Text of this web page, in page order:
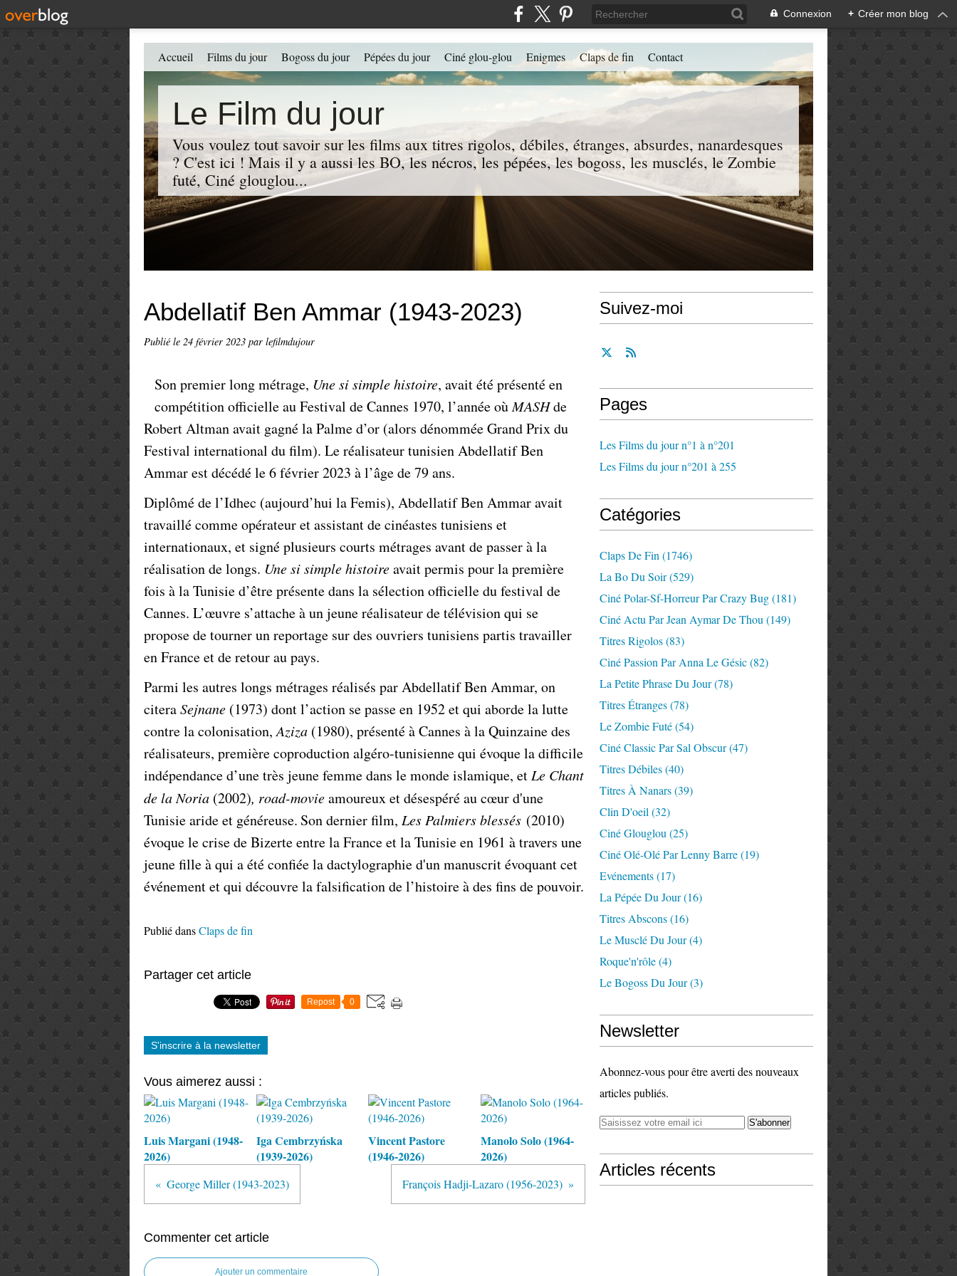
Connexion + Créer mon blog
Le Film du jour
Vous voulez tout savoir sur les films aux titres rigolos, débiles, étranges, absurdes, nanardesques
? C'est ici ! Mais il y a aussi les BO, les nécros, les pépées, les bogoss, les musclés, le Zombie
futé, Ciné glouglou...
Accueil Films du jour Bogoss du jour Pépées du jour Ciné glou-glou Enigmes Claps de fin Contact
Abdellatif Ben Ammar (1943-2023)
Publié le 24 février 2023 par lefilmdujour
Son premier long métrage, Une si simple histoire, avait été présenté en
compétition officielle au Festival de Cannes 1970, l’année oùMASHde
Robert Altman avait gagné la Palme d’or (alors dénommée Grand Prix du
Festival international du film). Le réalisateur tunisien Abdellatif Ben
Ammar est décédé le 6 février 2023 à l’âge de 79 ans.
Diplômé de l’Idhec (aujourd’hui la Femis), Abdellatif Ben Ammar avait
travaillé comme opérateur et assistant de cinéastes tunisiens et
internationaux, et signé plusieurs courts métrages avant de passer à la
réalisation de longs. Une si simple histoireavait permis pour la première
fois à la Tunisie d’être présente dans la sélection officielle du festival de
Cannes. L’œuvre s’attache à un jeune réalisateur de télévision qui se
propose de tourner un reportage sur des ouvriers tunisiens partis travailler
en France et de retour au pays.
Parmi les autres longs métrages réalisés par Abdellatif Ben Ammar, on
citeraSejnane (1973) dont l’action se passe en 1952 et qui aborde la lutte
contre la colonisation,Aziza (1980), présenté à Cannes à la Quinzaine des
réalisateurs, première coproduction algéro-tunisienne qui évoquela difficile
indépendance d’une très jeune femme dans le monde islamique, et Le Chant
de la Noria (2002), road-movieamoureux et désespéré au cœur d'une
Tunisie aride et généreuse. Son dernier film, Les Palmiers blessés (2010)
évoque le crise de Bizerte entre la France et la Tunisie en 1961 à travers une
jeune fille à qui a été confiée la dactylographie d'un manuscrit évoquant cet
événement et qui découvre la falsification de l’histoire à des fins de pouvoir.
Publié dansClaps de fin
Partager cet article
Repost 0
S'inscrire à la newsletter
Vous aimerez aussi :
Luis Margani (1948-
2026)
Iga Cembrzyńska
(1939-2026)
Vincent Pastore
(1946-2026)
Manolo Solo (1964-
2026)
George Miller (1943-2023) François Hadji-Lazaro (1956-2023)
Commenter cet article
Ajouter un commentaire
Suivez-moi
Pages
Les Films du jour n°1 à n°201
Les Films du jour n°201 à 255
Catégories
Claps De Fin (1746)
La Bo Du Soir(529)
Ciné Polar-Sf-Horreur Par Crazy Bug(181)
Ciné Actu Par Jean Aymar De Thou (149)
Titres Rigolos(83)
Ciné Passion Par Anna Le Gésic(82)
La Petite Phrase Du Jour(78)
Titres Étranges(78)
Le Zombie Futé(54)
Ciné Classic Par Sal Obscur(47)
Titres Débiles(40)
Titres À Nanars(39)
Clin D'oeil (32)
Ciné Glouglou (25)
Ciné Olé-Olé Par Lenny Barre(19)
Evénements(17)
La Pépée Du Jour(16)
Titres Abscons(16)
Le Musclé Du Jour(4)
Roque'n'rôle(4)
Le Bogoss Du Jour(3)
Newsletter
Abonnez-vous pour être averti des nouveaux
articles publiés.
Articles récents